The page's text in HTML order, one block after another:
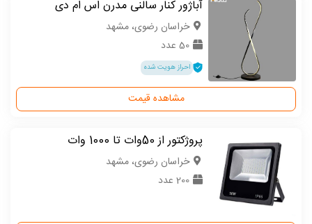
آباژور کنار سالنی مدرن اس ام دی
خراسان رضوی، مشهد
50 عدد
احراز هویت شده
مشاهده قیمت
پروژکتور از 50وات تا 1000 وات
خراسان رضوی، مشهد
200 عدد